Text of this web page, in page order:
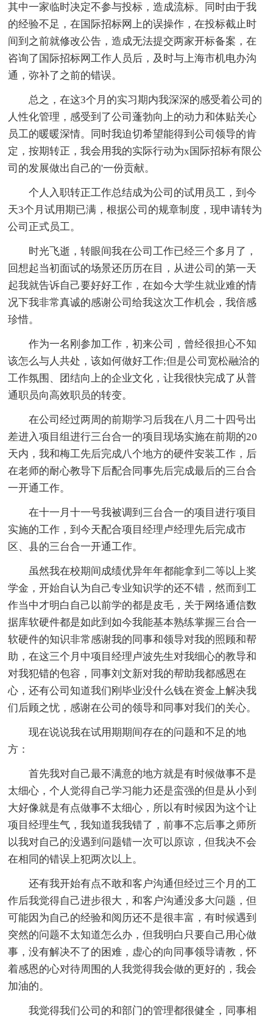
其中一家临时决定不参与投标，造成流标。同时由于我
的经验不足，在国际招标网上的误操作，在投标截止时
间到之前就修改公告，造成无法提交两家开标备案，在
咨询了国际招标网工作人员后，及时与上海市机电办沟
通，弥补了之前的错误。
总之，在这3个月的实习期内我深深的感受着公司的
人性化管理，感受到了公司蓬勃向上的动力和体贴关心
员工的暖暖深情。同时我迫切希望能得到公司领导的肯
定，按期转正，我会用我的实际行动为x国际招标有限公
司的发展做出自己的'一份贡献。
个人入职转正工作总结成为公司的试用员工，到今
天3个月试用期已满，根据公司的规章制度，现申请转为
公司正式员工。
时光飞逝，转眼间我在公司工作已经三个多月了，
回想起当初面试的场景还历历在目，从进公司的第一天
起我就告诉自己要好好工作，在如今大学生就业难的情
况下我非常真诚的感谢公司给我这次工作机会，我倍感
珍惜。
作为一名刚参加工作，初来公司，曾经很担心不知
该怎么与人共处，该如何做好工作;但是公司宽松融洽的
工作氛围、团结向上的企业文化，让我很快完成了从普
通职员向高效职员的转变。
在公司经过两周的前期学习后我在八月二十四号出
差进入项目组进行三台合一的项目现场实施在前期的20
天内，我和梅工先后完成八个地方的硬件安装工作，后
在老师的耐心教导下后配合同事先后完成最后的三台合
一开通工作。
在十一月十一号我被调到三台合一的项目进行项目
实施的工作，到今天配合项目经理卢经理先后完成市
区、县的三台合一开通工作。
虽然我在校期间成绩优异年年都能拿到二等以上奖
学金，开始自认为自己专业知识学的还不错，然而到工
作当中才明白自己以前学的都是皮毛，关于网络通信数
据库软硬件都是如此到如今我能基本熟练掌握三台合一
软硬件的知识非常感谢我的同事和领导对我的照顾和帮
助，在这三个月中项目经理卢波先生对我细心的教导和
对我犯错的包容，同事刘文新对我的帮助我都感恩在
心，还有公司知道我们刚毕业没什么钱在资金上解决我
们后顾之忧，感谢在公司的领导和同事对我们的关心。
现在说说我在试用期期间存在的问题和不足的地
方：
首先我对自己最不满意的地方就是有时候做事不是
太细心，个人觉得自己学习能力还是蛮强的但是从小到
大好像就是有点做事不太细心，所以有时候因为这个让
项目经理生气，我知道我我错了，前事不忘后事之师所
以我对自己的没遇到问题错一次可以原谅，但我决不会
在相同的错误上犯两次以上。
还有我开始有点不敢和客户沟通但经过三个月的工
作后我觉得自己进步很大，和客户沟通没多大问题，但
可能因为自己的经验和阅历还不是很丰富，有时候遇到
突然的问题不太知道怎么办，但我明白只要自己用心做
事，没有解决不了的困难，虚心的向同事领导请教，怀
着感恩的心对待周围的人我觉得我会做的更好的，我会
加油的。
我觉得我们公司的和部门的管理都很健全，同事相